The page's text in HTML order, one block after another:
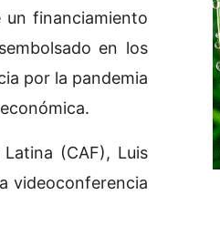
un financiamiento
en los
por la pandemia
(CAF), Luis
videoconferencia